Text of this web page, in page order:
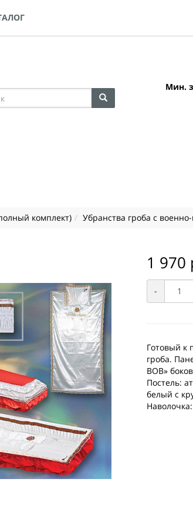
Мин.
комплект) Убранства гроба с
1 970
-
Готовый к
гроба.
ВОВ»
Постель:
белый с